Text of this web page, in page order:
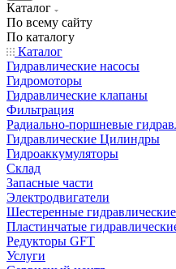
Каталог
По всему сайту
По каталогу
Каталог
Гидравлические насосы
Гидромоторы
Гидравлические клапаны
Фильтрация
Радиально-поршневые
Гидравлические Цилиндры
Гидроаккумуляторы
Склад
Запасные части
Электродвигатели
Шестеренные
Пластинчатые
Редукторы GFT
Услуги